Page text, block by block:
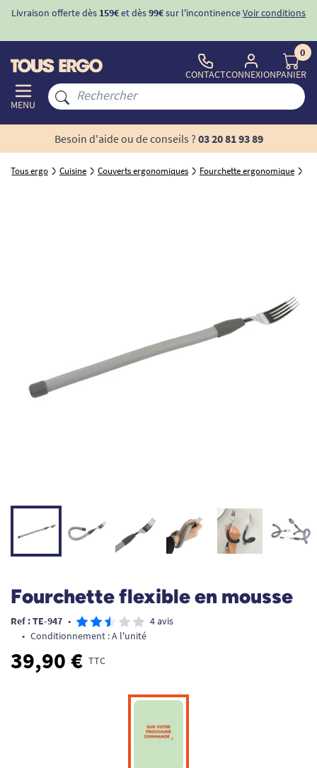
Livraison offerte dès 159€et dès99€sur l'incontinenceVoir conditions
MENU
CONTACTCONNEXION
0
PANIER
Besoin d'aide ou de conseils ? 03 20 81 93 89
Tous ergo Cuisine Couverts ergonomiques Fourchette ergonomique
Fourchette flexible en mousse
Ref : TE-947 •
4 avis
• Conditionnement : A l'unité
39,90 € TTC